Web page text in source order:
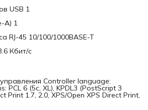
USB 1
A) 1
RJ-45 10/100/1000BASE-T
Кбит/с
Controller language:
PCL 6 (5c, XL), KPDL3 (PostScript 3
Print 1.7, 2.0, XPS/Open XPS Direct Print,